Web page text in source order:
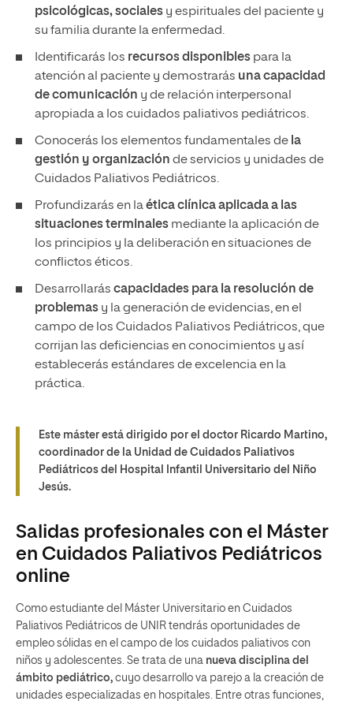
psicológicas, sociales y espirituales del paciente y
su familia durante la enfermedad.
Identificarás los recursos disponibles para la
atención al paciente y demostrarás una capacidad
de comunicación y de relación interpersonal
apropiada a los cuidados paliativos pediátricos.
Conocerás los elementos fundamentales de la
gestión y organización de servicios y unidades de
Cuidados Paliativos Pediátricos.
Profundizarás en laética clínica aplicada a las
situaciones terminales mediante la aplicación de
los principios y la deliberación en situaciones de
conflictos éticos.
Desarrollarás capacidades para la resolución de
problemas y la generación de evidencias, en el
campo de los Cuidados Paliativos Pediátricos, que
corrijan las deficiencias en conocimientos y así
establecerás estándares de excelencia en la
práctica.
Este máster está dirigido por el doctor Ricardo Martino,
coordinador de la Unidad de Cuidados Paliativos
Pediátricos del Hospital Infantil Universitario del Niño
Jesús.
Salidas profesionales con el Máster
en Cuidados Paliativos Pediátricos
online
Como estudiante del Máster Universitario en Cuidados
Paliativos Pediátricos de UNIR tendrás oportunidades de
empleo sólidas en el campo de los cuidados paliativos con
niños y adolescentes. Se trata de una nueva disciplina del
ámbito pediátrico, cuyo desarrollo va parejo a la creación de
unidades especializadas en hospitales. Entre otras funciones,